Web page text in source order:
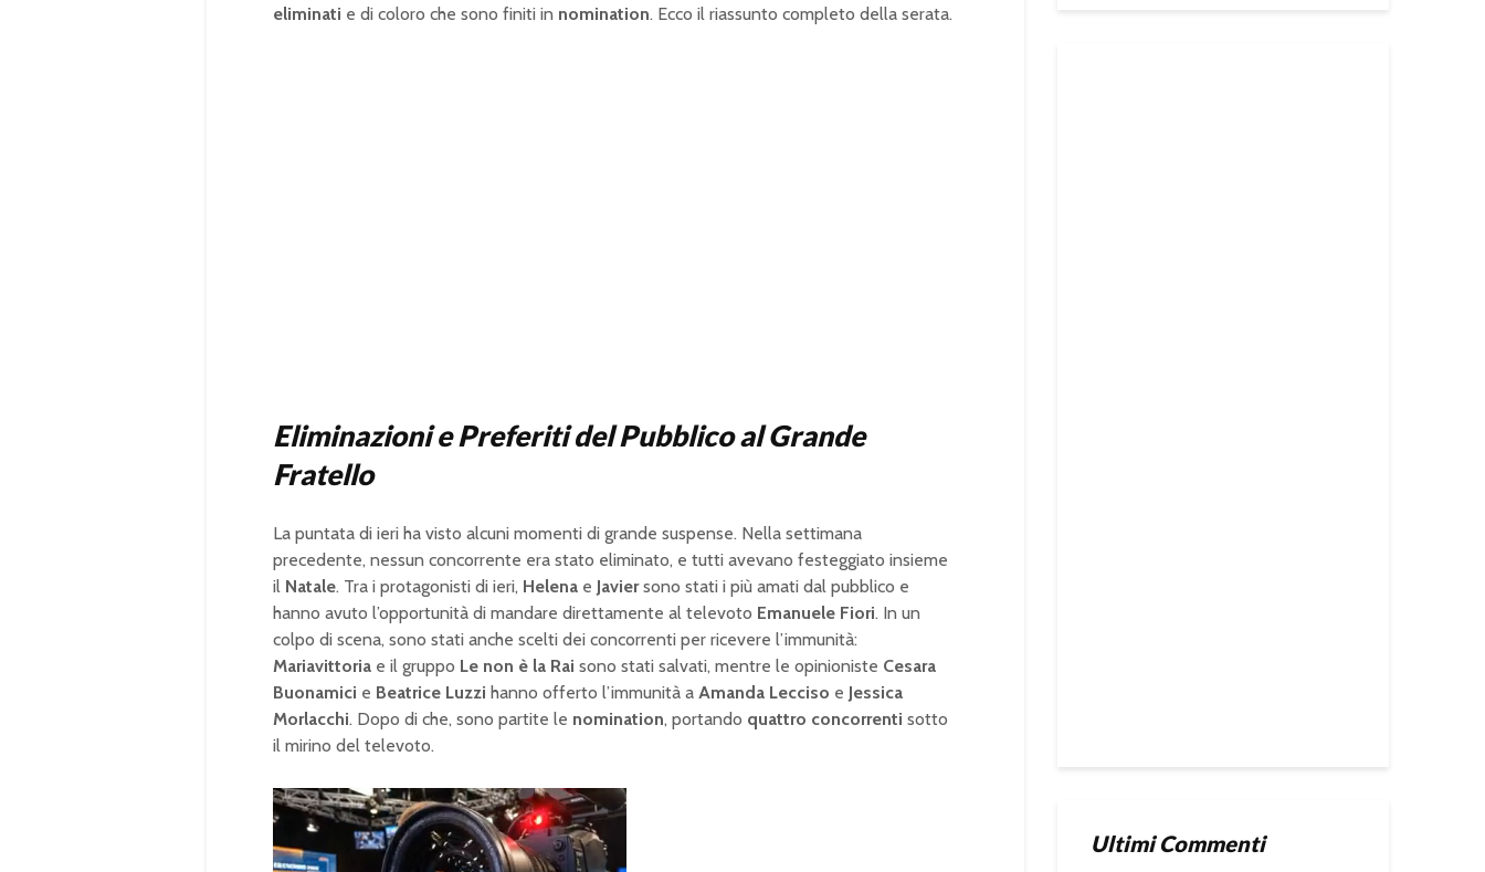
eliminati e di coloro che sono finiti in nomination. Ecco il riassunto completo della serata.
Eliminazioni e Preferiti del Pubblico al Grande
Fratello
La puntata di ieri ha visto alcuni momenti di grande suspense. Nella settimana
precedente, nessun concorrente era stato eliminato, e tutti avevano festeggiato insieme
il Natale. Tra i protagonisti di ieri, Helena e Javiersono stati i più amati dal pubblico e
hanno avuto l’opportunità di mandare direttamente al televoto Emanuele Fiori. In un
colpo di scena, sono stati anche scelti dei concorrenti per ricevere l’immunità:
Mariavittoria e il gruppo Le non è la Rai sono stati salvati, mentre le opinioniste Cesara
Buonamici e Beatrice Luzzi hanno offerto l’immunità a Amanda Lecciso e Jessica
Morlacchi. Dopo di che, sono partite le nomination, portando quattro concorrenti sotto
il mirino del televoto.
Ultimi Commenti